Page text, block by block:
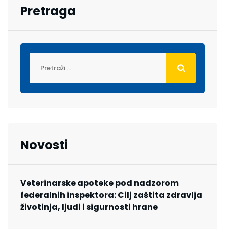
Pretraga
Novosti
Veterinarske apoteke pod nadzorom
federalnih inspektora: Cilj zaštita zdravlja
životinja, ljudi i sigurnosti hrane